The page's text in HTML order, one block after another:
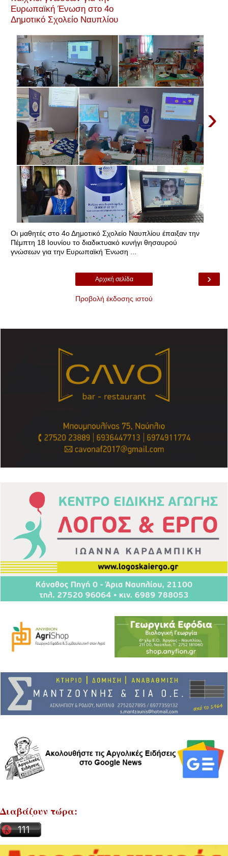
Ευρωπαϊκή Ένωση στο 4ο
Δημοτικό Σχολείο Ναυπλίου
›
Οι μαθητές στο 4ο Δημοτικό Σχολείο Ναυπλίου έπαιξαν την
Πέμπτη 18 Ιουνίου το διαδικτυακό κυνήγι θησαυρού
γνώσεων για την Ευρωπαϊκή Ένωση ...
›
Αρχική σελίδα
Προβολή έκδοσης ιστού
Διαβάζουν τώρα: